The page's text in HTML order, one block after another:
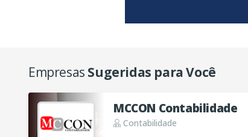
Empresas Sugeridas para Você
MCCON Contabilidade
Contabilidade